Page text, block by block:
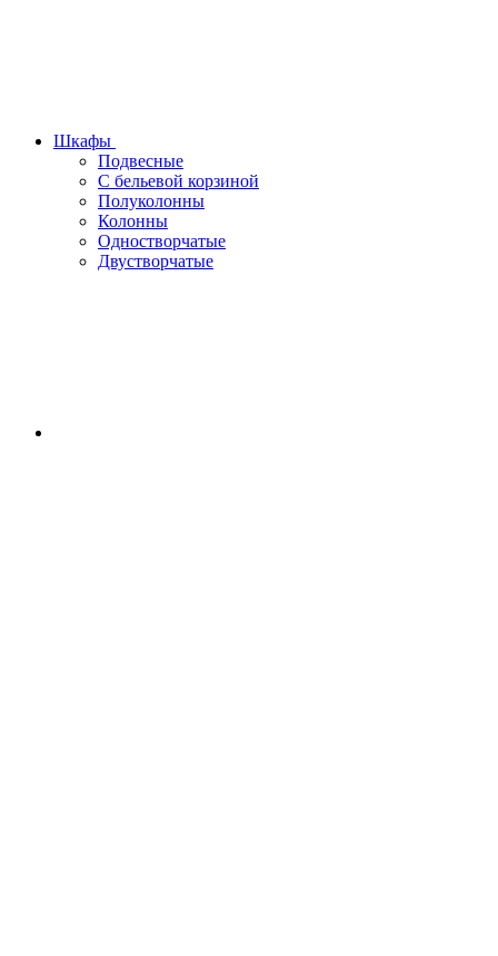
Шкафы
Подвесные
С бельевой корзиной
Полуколонны
Колонны
Одностворчатые
Двустворчатые